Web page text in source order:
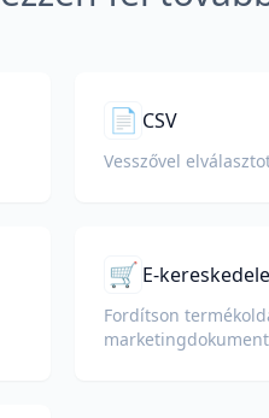
📄 CSV
Vesszővel
🛒 E-
Fordítson